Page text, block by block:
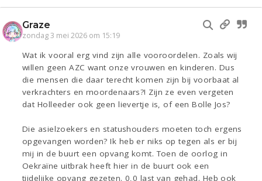
Graze
zondag 3 mei 2026 om 15:19
Wat ik vooral erg vind zijn alle vooroordelen. Zoals wij
willen geen AZC want onze vrouwen en kinderen. Dus
die mensen die daar terecht komen zijn bij voorbaat al
verkrachters en moordenaars?! Zijn ze even vergeten
dat Holleeder ook geen lievertje is, of een Bolle Jos?
Die asielzoekers en statushouders moeten toch ergens
opgevangen worden? Ik heb er niks op tegen als er bij
mij in de buurt een opvang komt. Toen de oorlog in
Oekraïne uitbrak heeft hier in de buurt ook een
tijdelijke opvang gezeten. 0,0 last van gehad. Heb ook